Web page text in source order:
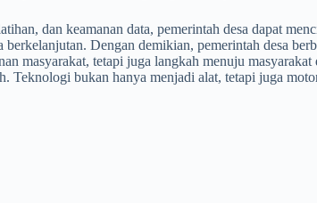
dan keamanan data, pemerintah desa dapat
Dengan demikian, pemerintah desa
masyarakat, tetapi juga langkah menuju
Teknologi bukan hanya menjadi alat, tetapi juga